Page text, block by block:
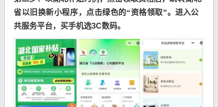
省以旧换新小程序，点击绿色的“资格领取”。进入公
共服务平台，买手机选3C数码。